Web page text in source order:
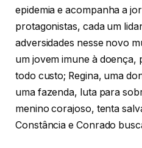
epidemia e acompanha a
protagonistas, cada um
adversidades nesse novo
um jovem imune à doença,
todo custo; Regina, uma
uma fazenda, luta para
menino corajoso, tenta
Constância e Conrado